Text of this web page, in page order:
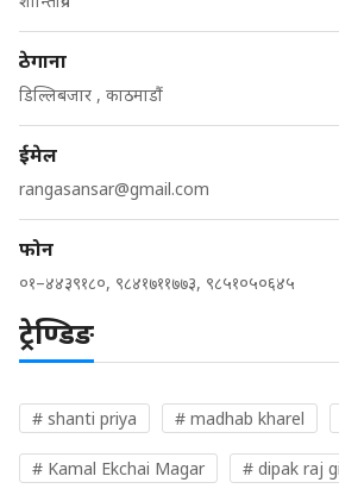
ठेगाना
डिल्लिबजार , काठमाडौं
ईमेल
rangasansar@gmail.com
फोन
०१–४४३९१८०, ९८४१७११७७३, ९८५१०५०६४५
ट्रेण्डिङ
# shanti priya # madhab kharel
# Kamal Ekchai Magar # dipak raj